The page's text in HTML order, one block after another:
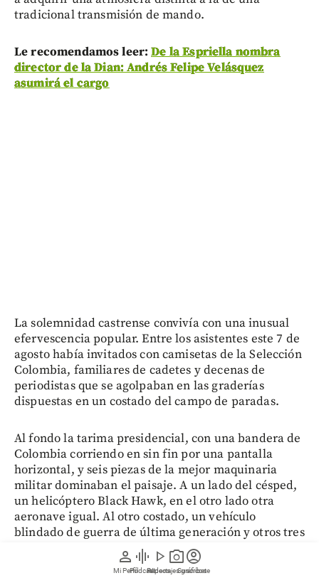
person
Mi Perfil
graphic_eq
Pódcast
play_arrow
Videos
photo_camera
Reportajes gráficos
account_circle
Suscríbete
tradicional transmisión de mando.
Le recomendamos leer:De la Espriella nombra
director de la Dian: Andrés Felipe Velásquez
asumirá el cargo
La solemnidad castrense convivía con una inusual
efervescencia popular. Entre los asistentes este 7 de
agosto había invitados con camisetas de la Selección
Colombia, familiares de cadetes y decenas de
periodistas que se agolpaban en las graderías
dispuestas en un costado del campo de paradas.
Al fondo la tarima presidencial, con una bandera de
Colombia corriendo en sin fin por una pantalla
horizontal, y seis piezas de la mejor maquinaria
militar dominaban el paisaje. A un lado del césped,
un helicóptero Black Hawk, en el otro lado otra
aeronave igual. Al otro costado, un vehículo
blindado de guerra de última generación y otros tres
más. Eran parte del lenguaje visual de la ceremonia